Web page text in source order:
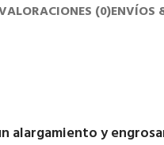
(0)ENVÍOS
alargamiento y